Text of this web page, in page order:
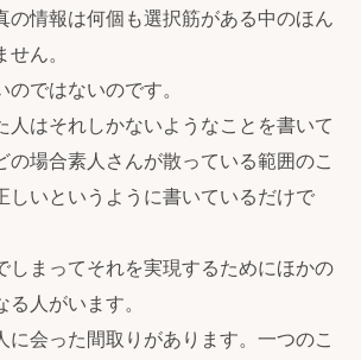
の情報は何個も選択筋がある中のほん
ん。
ではないのです。
はそれしかないようなことを書いて
の場合素人さんが散っている範囲のこ
しいというように書いているだけで
まってそれを実現するためにほかの
人がいます。
会った間取りがあります。一つのこ